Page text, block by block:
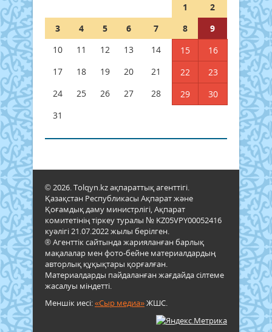
1
2
3
4 5 6 7 8
9
10
11 12 13 14 15
16
17
18 19 20 21 22
23
24
25 26 27 28 29
30
31
© 2026. Tolqyn.kz ақпараттық агенттігі.
Қазақстан Республикасы Ақпарат және
Қоғамдық даму министрлігі, Ақпарат
комитетінің тіркеу туралы № KZ05VPY00052416
куәлігі 21.07.2022 жылы берілген.
® Агенттік сайтында жарияланған барлық
мақалалар мен фото-бейне материалдардың
авторлық құқықтары қорғалған.
Материалдарды пайдаланған жағдайда сілтеме
жасалуы міндетті.
Меншік иесі:«Сыр медиа»ЖШС.